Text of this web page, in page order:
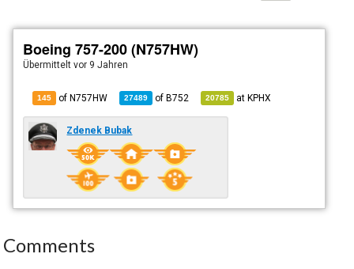
Boeing 757-200 (N757HW)
Übermitteltvor 9 Jahren
145 of N757HW 27489 ofB752 20785 atKPHX
Zdenek Bubak
Comments